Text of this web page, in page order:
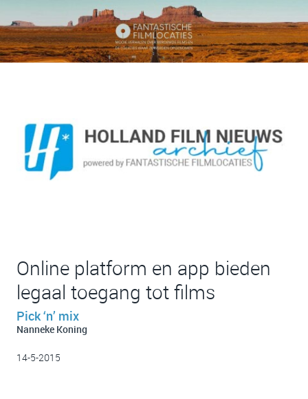
Online platform en app bieden
legaal toegang tot films
Pick ‘n’ mix
Nanneke Koning
14-5-2015